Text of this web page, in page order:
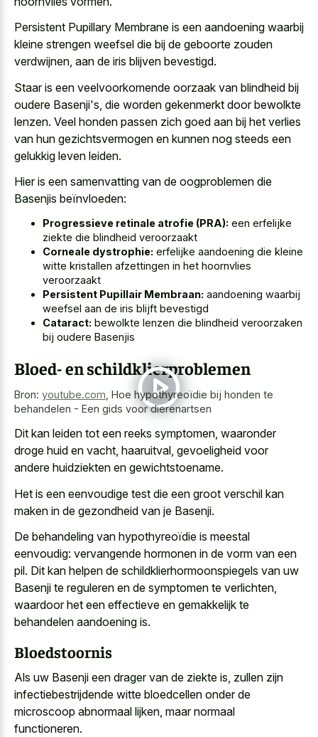
Persistent Pupillary Membrane is een aandoening waarbij
kleine strengen weefsel die bij de geboorte zouden
verdwijnen, aan de iris blijven bevestigd.
Staar is een veelvoorkomende oorzaak van blindheid bij
oudere Basenji's, die worden gekenmerkt door bewolkte
lenzen. Veel honden passen zich goed aan bij het verlies
van hun gezichtsvermogen en kunnen nog steeds een
gelukkig leven leiden.
Hier is een samenvatting van de oogproblemen die
Basenjis beïnvloeden:
Progressieve retinale atrofie (PRA): een erfelijke
ziekte die blindheid veroorzaakt
Corneale dystrophie: erfelijke aandoening die kleine
witte kristallen afzettingen in het hoornvlies
veroorzaakt
Persistent Pupillair Membraan: aandoening waarbij
weefsel aan de iris blijft bevestigd
Cataract: bewolkte lenzen die blindheid veroorzaken
bij oudere Basenjis
Bloed- en schildklierproblemen
Bron: youtube.com Hoe hypothyreoïdie bij honden te
behandelen - Een gids voor dierenartsen
Dit kan leiden tot een reeks symptomen, waaronder
droge huid en vacht, haaruitval, gevoeligheid voor
andere huidziekten en gewichtstoename.
Het is een eenvoudige test die een groot verschil kan
maken in de gezondheid van je Basenji.
De behandeling van hypothyreoïdie is meestal
eenvoudig: vervangende hormonen in de vorm van een
pil. Dit kan helpen de schildklierhormoonspiegels van uw
Basenji te reguleren en de symptomen te verlichten,
waardoor het een effectieve en gemakkelijk te
behandelen aandoening is.
Bloedstoornis
Als uw Basenji een drager van de ziekte is, zullen zijn
infectiebestrijdende witte bloedcellen onder de
microscoop abnormaal lijken, maar normaal
functioneren.